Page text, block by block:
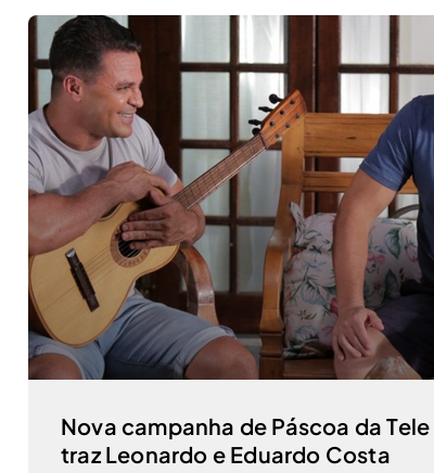
Nova campanha de Páscoa da
traz Leonardo e Eduardo Costa